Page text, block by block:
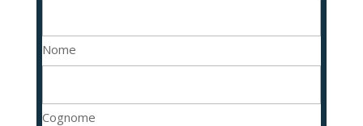
Nome
Cognome